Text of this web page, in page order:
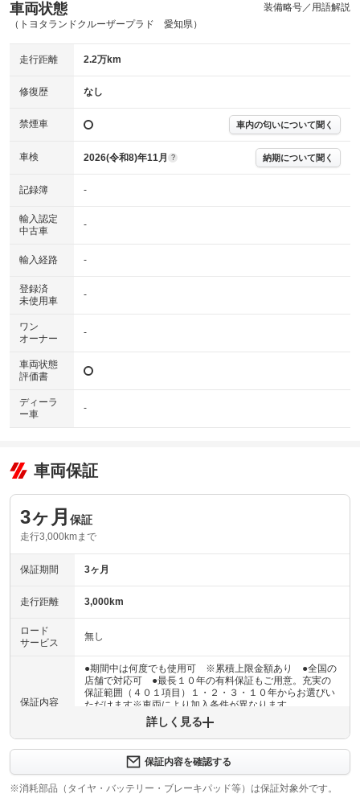
ABS その他
※グー故障診断は保証サービスではございません。購入時は必ず現車をご
※実際にお渡しする故障診断書につきましては、形式および表示項目が異
※グー故障診断書はあくまでも実施時点での診断結果となります。将来に
わたり車両状態を担保するものではありませんので、車両情報等の詳細は
車両状態
（トヨタランドクルーザープラド 愛知県）
装備略号／用語解説
走行距離 2.2万km
修復歴 なし
禁煙車 車内の匂いについて聞く
車検 2026(令和8)年11月 ? 納期について聞く
記録簿 -
輸入認定
中古車
-
輸入経路 -
登録済
未使用車
-
ワン
オーナー
-
車両状態
評価書
ディーラ
ー車
-
車両保証
3ヶ月 保証
走行3,000kmまで
保証期間 3ヶ月
走行距離 3,000km
ロード
サービス
無し
保証内容
●期間中は何度でも使用可 ※累積上限金額あり ●全国の
店舗で対応可 ●最長１０年の有料保証もご用意。充実の
保証範囲（４０１項目）１・２・３・１０年からお選びい
ただけます※車両により加入条件が異なります
保証項目
３ヶ月・３０００ｋｍ以内ならエンジン、トランスミッシ
ョン、ハイブリッド、ステアリング、ブレーキの各機構に
おける主要項目を無償修理（または交換）いたします。
詳しく見る
保証内容を確認する
※消耗部品（タイヤ・バッテリー・ブレーキパッド等）は保証対象外です。